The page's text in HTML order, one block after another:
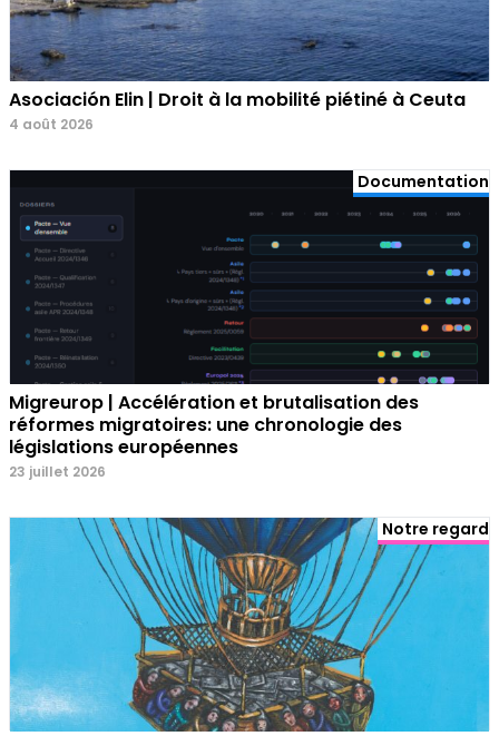
Asociación Elin | Droit à la mobilité piétiné à Ceuta
4 août 2026
Documentation
Migreurop | Accélération et brutalisation des
réformes migratoires: une chronologie des
législations européennes
23 juillet 2026
Notre regard